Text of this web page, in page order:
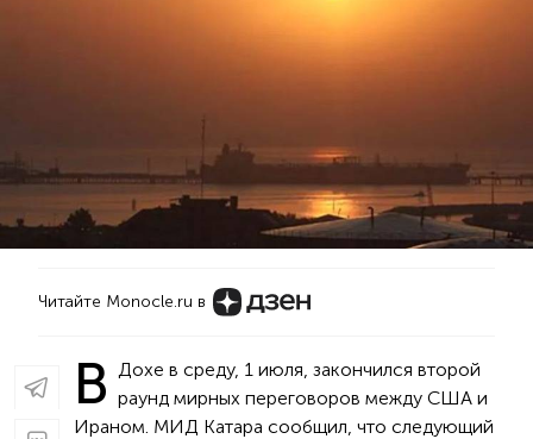
Читайте Monocle.ru в
В
Дохе в среду, 1 июля, закончился второй
раунд мирных переговоров между США и
Ираном. МИД Катара сообщил, что следующий